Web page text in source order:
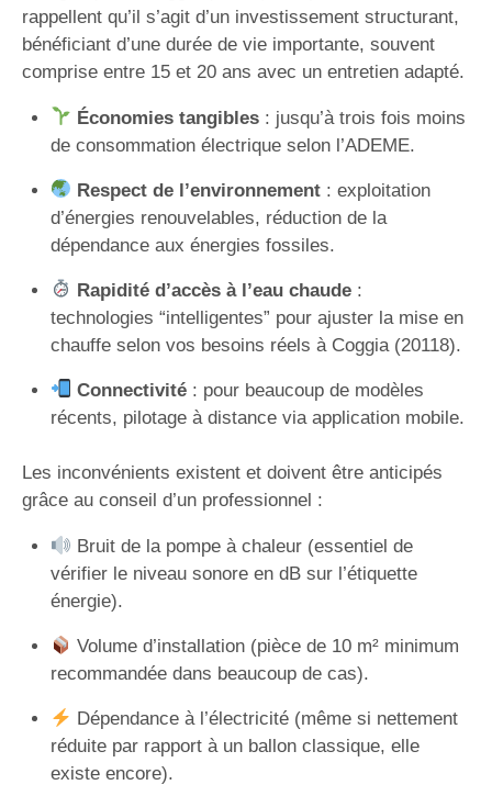
rappellent qu’il s’agit d’un investissement structurant,
bénéficiant d’une durée de vie importante, souvent
comprise entre 15 et 20 ans avec un entretien adapté.
Économies tangibles: jusqu’à trois fois moins
de consommation électrique selon l’ADEME.
Respect de l’environnement: exploitation
d’énergies renouvelables, réduction de la
dépendance aux énergies fossiles.
Rapidité d’accès à l’eau chaude:
technologies “intelligentes” pour ajuster la mise en
chauffe selon vos besoins réels à Coggia (20118).
Connectivité: pour beaucoup de modèles
récents, pilotage à distance via application mobile.
Les inconvénients existent et doivent être anticipés
grâce au conseil d’un professionnel :
Bruit de la pompe à chaleur (essentiel de
vérifier le niveau sonore en dB sur l’étiquette
énergie).
Volume d’installation (pièce de 10 m² minimum
recommandée dans beaucoup de cas).
Dépendance à l’électricité (même si nettement
réduite par rapport à un ballon classique, elle
existe encore).